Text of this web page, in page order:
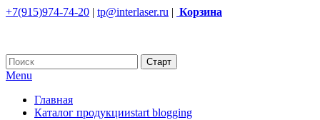
+7(915)974-74-20 | tp@interlaser.ru | Корзина
Menu
Главная
Каталог продукцииstart blogging